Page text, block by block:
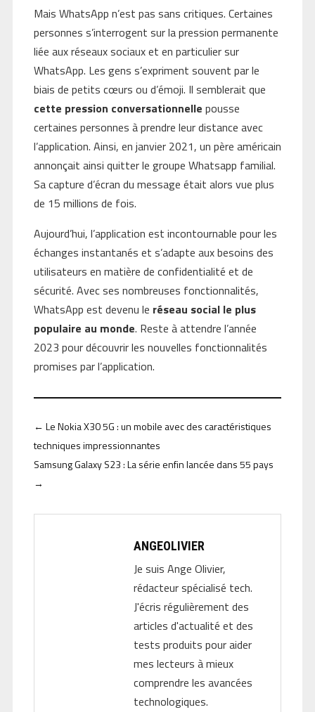
Mais WhatsApp n’est pas sans critiques. Certaines
personnes s’interrogent sur la pression permanente
liée aux réseaux sociaux et en particulier sur
WhatsApp. Les gens s’expriment souvent par le
biais de petits cœurs ou d’émoji. Il semblerait que
cette pression conversationnelle pousse
certaines personnes à prendre leur distance avec
l’application. Ainsi, en janvier 2021, un père américain
annonçait ainsi quitter le groupe Whatsapp familial.
Sa capture d’écran du message était alors vue plus
de 15 millions de fois.
Aujourd’hui, l’application est incontournable pour les
échanges instantanés et s’adapte aux besoins des
utilisateurs en matière de confidentialité et de
sécurité. Avec ses nombreuses fonctionnalités,
WhatsApp est devenu le réseau social le plus
populaire au monde. Reste à attendre l’année
2023 pour découvrir les nouvelles fonctionnalités
promises par l’application.
← Le Nokia X30 5G : un mobile avec des caractéristiques
techniques impressionnantes
Samsung Galaxy S23 : La série enfin lancée dans 55 pays
→
ANGEOLIVIER
Je suis Ange Olivier,
rédacteur spécialisé tech.
J'écris régulièrement des
articles d'actualité et des
tests produits pour aider
mes lecteurs à mieux
comprendre les avancées
technologiques.